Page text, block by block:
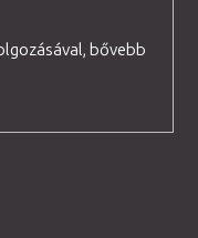
bővebb